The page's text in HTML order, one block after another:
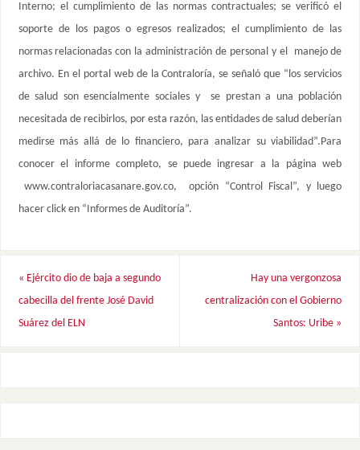
Interno; el cumplimiento de las normas contractuales; se verificó el
soporte de los pagos o egresos realizados; el cumplimiento de las
normas relacionadas con la administración de personal y el manejo de
archivo. En el portal web de la Contraloría, se señaló que “los servicios
de salud son esencialmente sociales y se prestan a una población
necesitada de recibirlos, por esta razón, las entidades de salud deberían
medirse más allá de lo financiero, para analizar su viabilidad”.Para
conocer el informe completo, se puede ingresar a la página web
www.contraloriacasanare.gov.co, opción “Control Fiscal”, y luego
hacer click en “Informes de Auditoría”.
« Ejército dio de baja a segundo
cabecilla del frente José David
Suárez del ELN
Hay una vergonzosa
centralización con el Gobierno
Santos: Uribe »